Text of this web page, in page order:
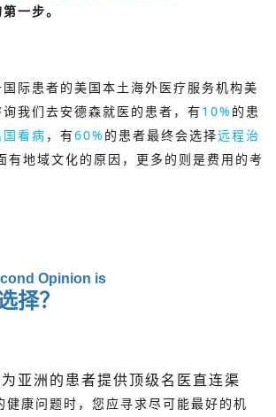
一步。
际患者的美国本土海外医疗服务机构美
我们去安德森就医的患者，有10% 的患
看病 ，有60% 的患者最终会选择远程治
有地域文化的原因，更多的则是费用的考
Opinion is
择？
亚洲的患者提供顶级名医直连渠
健康问题时，您应寻求尽可能最好的机